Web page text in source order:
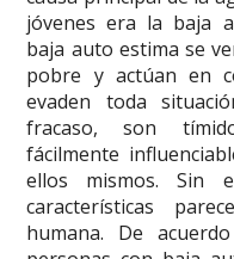
jóvenes era la baja
baja auto estima se
pobre y actúan en
evaden toda
fracaso, son
fácilmente
ellos mismos. Sin
características
humana. De